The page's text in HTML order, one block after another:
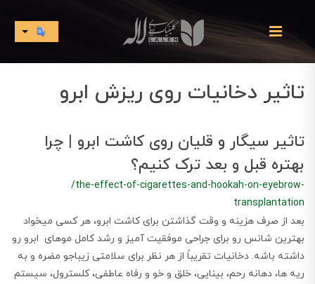
تاثیر دخانیات روی ریزش ابرو
تاثیر سیگار و قلیان روی کاشت ابرو | چرا
بهتره قبل و بعد ترک کنیم؟
/the-effect-of-cigarettes-and-hookah-on-eyebrow-
transplantation
بعد از صرف هزینه و وقت گذاشتن برای کاشت ابرو، هر کسی میخواد
بهترین شانس رو برای جراحی موفقیت آمیز و رشد کامل موهای ابرو رو
داشته باشه. دخانیات تقریباً از هر نظر برای سلامتی زیباجو مضره و به
ریه ها، دهانه رحم، بینایی، خلق و خو و رفاه عاطفی، کلسترول، سیستم